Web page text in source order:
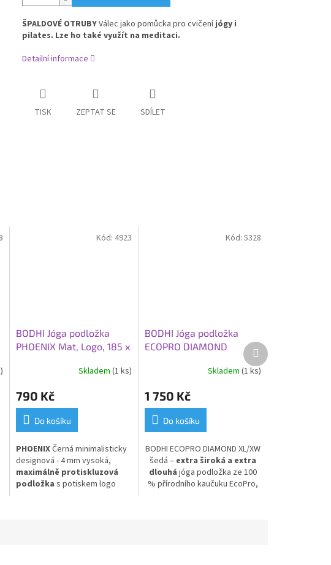
ŠPALDOVÉ OTRUBYVálec jako pomůcka pro cvičeníjógy i
pilates. Lze ho také využít na meditaci.
Detailní informace
TISK ZEPTAT SE SDÍLET
BODHI Jóga podložka
PHOENIX Mat, Logo, 185 x
Skladem(1 ks)
790 Kč
Do košíku
PHOENIXČerná minimalisticky
designová - 4 mm vysoká,
maximálně protiskluzová
podložka s potiskem logo
Kód: 4923
BODHI Jóga podložka
ECOPRO DIAMOND
XL/XW, 200 x 66 x 0,6
cm, šedá tmaváSkladem (1 ks)
1 750 Kč
Do košíku
BODHI ECOPRO DIAMOND XL/XW
šedá – extra široká a extra
dlouhá jóga podložka ze 100
% přírodního kaučuku EcoPro,
Kód: 5328
Další
produkt